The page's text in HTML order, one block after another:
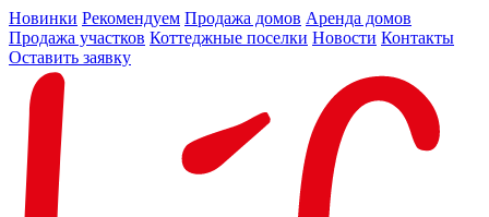
Новинки Рекомендуем Продажа домов Аренда домов
Продажа участков Коттеджные поселки Новости Контакты
Оставить заявку